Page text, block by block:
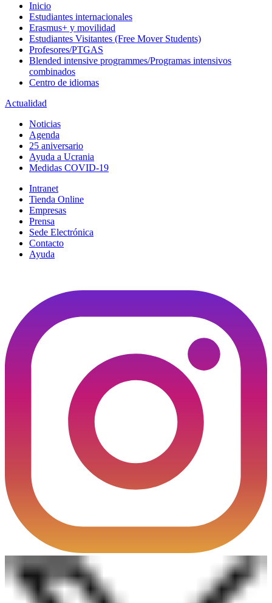
Inicio
Estudiantes internacionales
Erasmus+ y movilidad
Estudiantes Visitantes (Free Mover Students)
Profesores/PTGAS
Blended intensive programmes/Programas intensivos
combinados
Centro de idiomas
Actualidad
Noticias
Agenda
25 aniversario
Ayuda a Ucrania
Medidas COVID-19
Intranet
Tienda Online
Empresas
Prensa
Sede Electrónica
Contacto
Ayuda